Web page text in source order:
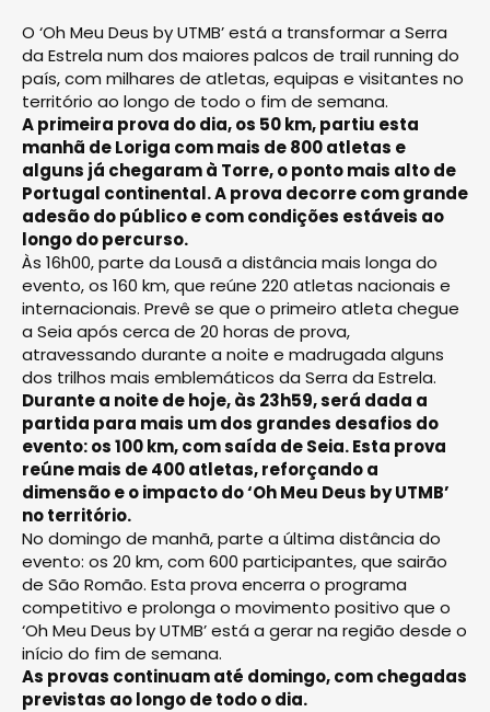
O ‘Oh Meu Deus by UTMB’ está a transformar a Serra
da Estrela num dos maiores palcos de trail running do
país, com milhares de atletas, equipas e visitantes no
território ao longo de todo o fim de semana.
A primeira prova do dia, os 50 km, partiu esta
manhã de Loriga com mais de 800 atletas e
alguns já chegaram à Torre, o ponto mais alto de
Portugal continental. A prova decorre com grande
adesão do público e com condições estáveis ao
longo do percurso.
Às 16h00, parte da Lousã a distância mais longa do
evento, os 160 km, que reúne 220 atletas nacionais e
internacionais. Prevê se que o primeiro atleta chegue
a Seia após cerca de 20 horas de prova,
atravessando durante a noite e madrugada alguns
dos trilhos mais emblemáticos da Serra da Estrela.
Durante a noite de hoje, às 23h59, será dada a
partida para mais um dos grandes desafios do
evento: os 100 km, com saída de Seia. Esta prova
reúne mais de 400 atletas, reforçando a
dimensão e o impacto do ‘Oh Meu Deus by UTMB’
no território.
No domingo de manhã, parte a última distância do
evento: os 20 km, com 600 participantes, que sairão
de São Romão. Esta prova encerra o programa
competitivo e prolonga o movimento positivo que o
‘Oh Meu Deus by UTMB’ está a gerar na região desde o
início do fim de semana.
As provas continuam até domingo, com chegadas
previstas ao longo de todo o dia.